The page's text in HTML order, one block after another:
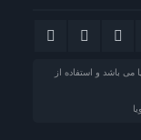
می باشد و استفاده از